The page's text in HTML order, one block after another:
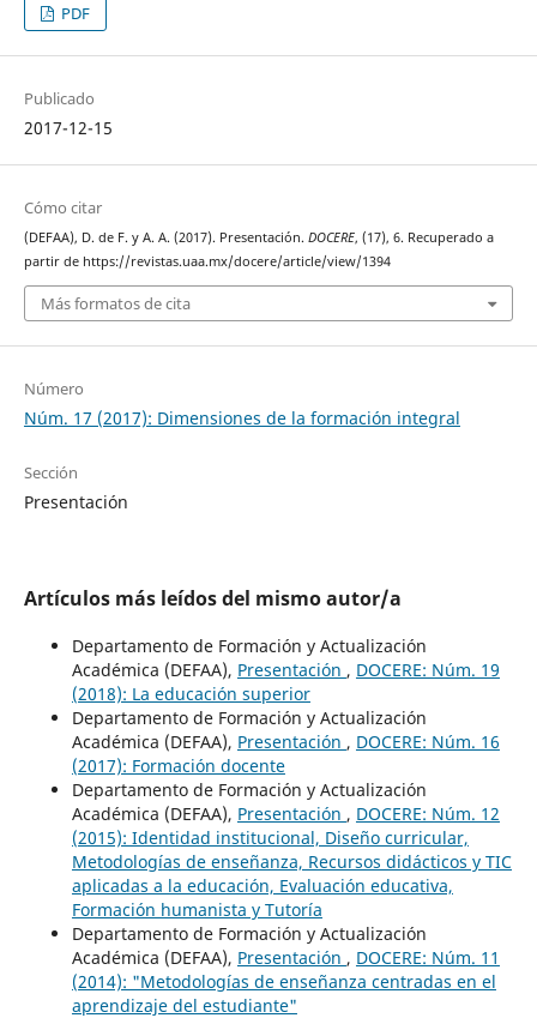
PDF
Publicado
2017-12-15
Cómo citar
(DEFAA), D. de F. y A. A. (2017). Presentación. DOCERE, (17), 6. Recuperado a
partir de https://revistas.uaa.mx/docere/article/view/1394
Más formatos de cita
Número
Núm. 17 (2017): Dimensiones de la formación integral
Sección
Presentación
Artículos más leídos del mismo autor/a
Departamento de Formación y Actualización
Académica (DEFAA), Presentación , DOCERE: Núm. 19
(2018): La educación superior
Departamento de Formación y Actualización
Académica (DEFAA), Presentación , DOCERE: Núm. 16
(2017): Formación docente
Departamento de Formación y Actualización
Académica (DEFAA), Presentación , DOCERE: Núm. 12
(2015): Identidad institucional, Diseño curricular,
Metodologías de enseñanza, Recursos didácticos y TIC
aplicadas a la educación, Evaluación educativa,
Formación humanista y Tutoría
Departamento de Formación y Actualización
Académica (DEFAA), Presentación , DOCERE: Núm. 11
(2014): "Metodologías de enseñanza centradas en el
aprendizaje del estudiante"